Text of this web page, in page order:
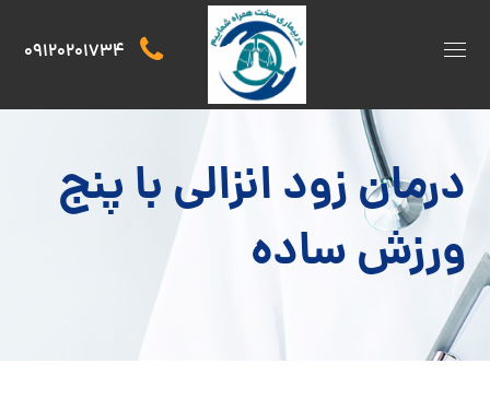
09120201734
درمان زود انزالی با پنج
ورزش ساده